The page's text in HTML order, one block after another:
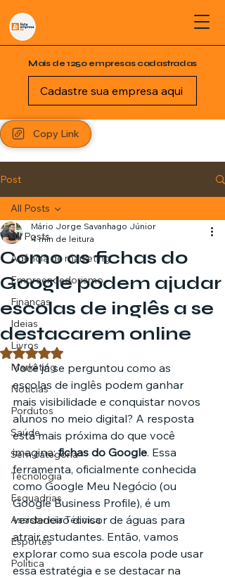
Mais de 1250 empresas cadastradas
Cadastre sua empresa aqui
Copy Link
Post
All Posts
Agência de marketing
Empreendedorismo
Finanças
Ideias
Livros
Marketing
Notícias
Pordutos
Saúde
Sem categoria
Tecnologia
Esquadrias
Assistencia Técnica
Esportes
Política
All Posts
Como as fichas do
Google podem ajudar
escolas de inglês a se
destacarem online
Mário Jorge Savanhago Júnior
4 min de leitura
Avaliado com NaN de 5 estrelas.
Você já se perguntou como as
escolas de inglês podem ganhar
mais visibilidade e conquistar novos
alunos no meio digital? A resposta
está mais próxima do que você
imagina: fichas do Google. Essa
ferramenta, oficialmente conhecida
como Google Meu Negócio (ou
Google Business Profile), é um
verdadeiro divisor de águas para
atrair estudantes. Então, vamos
explorar como sua escola pode usar
essa estratégia e se destacar na